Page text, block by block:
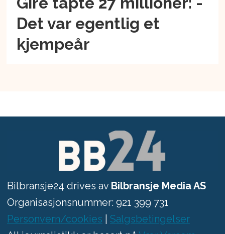
Det var egentlig et
kjempeår
Bilbransje24 drives av Bilbransje Media AS
Organisasjonsnummer: 921 399 731
Personvern/cookies
Salgsbetingelser